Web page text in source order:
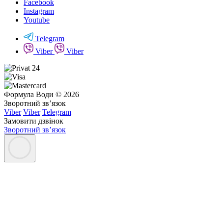
Facebook
Instagram
Youtube
Telegram
Viber
Viber
Формула Води © 2026
Зворотний зв’язок
Viber Viber Telegram
Замовити дзвінок
Зворотний зв’язок